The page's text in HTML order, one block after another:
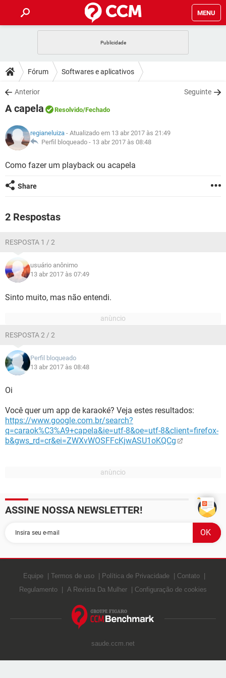
MENU
CELULAR FACEBOOK
OUTLOOK
INSTAGRAM
GUIA DE COMPRAS
DICAS
JOGOS WHATSAPP
INSTAGRAM GMAIL
GUIA DE COMPRAS
DOWNLOADS
JOGOS
CELULAR
OUTLOOK EXCEL
INSTAGRAM GMAIL
FÓRUM
JOGOS WHATSAPP
CELULAR
OUTLOOK EXCEL
INSTAGRAM
GLOSSÁRIO
WHATSAPP
INSTAGRAM
Fórum Softwares e aplicativos
Anterior Seguinte
A capela Resolvido/Fechado
regianeluiza - Atualizado em 13 abr 2017 às 21:49
Perfil bloqueado - 13 abr 2017 às 08:48
Como fazer um playback ou acapela
Share
2 Respostas
RESPOSTA 1 / 2
usuário anônimo
13 abr 2017 às 07:49
Sinto muito, mas não entendi.
RESPOSTA 2 / 2
Perfil bloqueado
13 abr 2017 às 08:48
Oi
Você quer um app de karaoké? Veja estes resultados:
https://www.google.com.br/search?
q=caraok%C3%A9+capela&ie=utf-8&oe=utf-8&client=firefox-
b&gws_rd=cr&ei=ZWXvWOSFFcKjwASU1oKQCg
ASSINE NOSSA NEWSLETTER!
Equipe Termos de uso Política de Privacidade
Contato
Regulamento
A Revista Da Mulher Configuração de cookies
saude.ccm.net